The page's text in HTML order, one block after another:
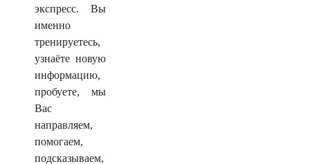
экспресс. Вы
именно
тренируетесь,
узнаёте новую
информацию,
пробуете, мы
Вас
направляем,
помогаем,
подсказываем,